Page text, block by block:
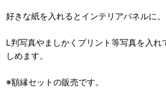
好きな紙を入れるとインテリアパネルに。
L判写真やましかくプリント等写真を入れ
しめます。
※額縁セットの販売です。